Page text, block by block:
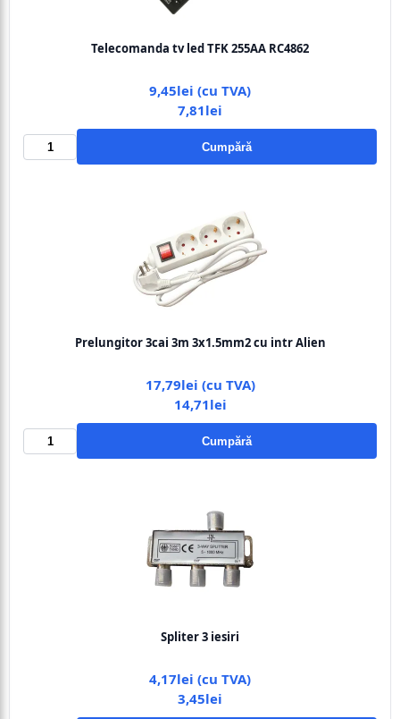
Telecomanda tv led TFK 255AA RC4862
9,45lei (cu TVA)
7,81lei
Cumpără
Prelungitor 3cai 3m 3x1.5mm2 cu intr Alien
17,79lei (cu TVA)
14,71lei
Cumpără
Spliter 3 iesiri
4,17lei (cu TVA)
3,45lei